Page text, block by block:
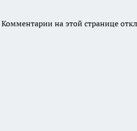
Комментарии на этой странице